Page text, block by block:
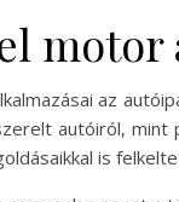
motor
az
autóiról, mint
is